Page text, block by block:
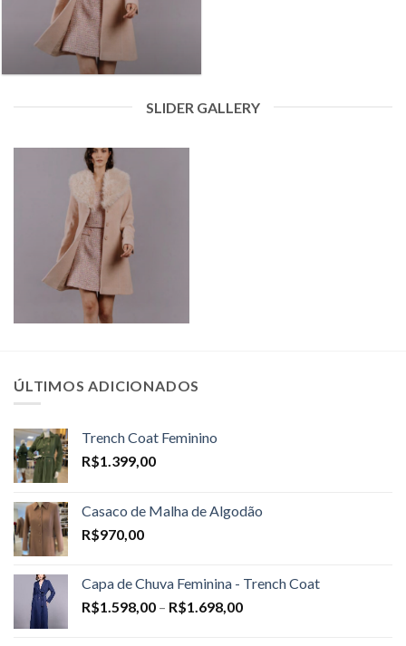
SLIDER GALLERY
ÚLTIMOS ADICIONADOS
Trench Coat Feminino
R$1.399,00
Casaco de Malha de Algodão
R$970,00
Capa de Chuva Feminina - Trench Coat
R$1.598,00 – R$1.698,00Price